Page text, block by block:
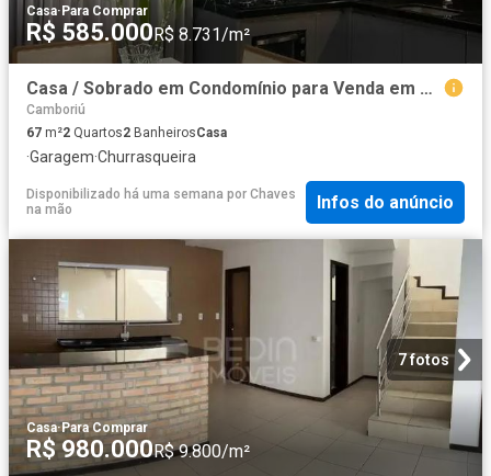
Casa· Para Comprar
R$ 585.000 R$ 8.731/m²
Casa / Sobrado em Condomínio para Venda em Camboriú/SC Rio Pequeno 2 Quartos
Camboriú
67 m²2 Quartos2 BanheirosCasa
·Garagem·Churrasqueira
Disponibilizado há uma semana por Chaves
na mão
Infos do anúncio
7 fotos
Casa·Para Comprar
R$ 980.000R$ 9.800/m²